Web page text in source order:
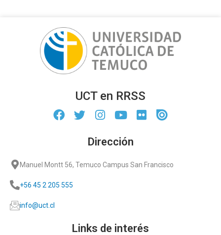
UCT en RRSS
Dirección
Manuel Montt 56, Temuco Campus San Francisco
+56 45 2 205 555
info@uct.cl
Links de interés